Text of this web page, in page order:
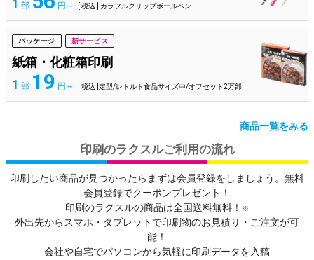
1 部 円～ [ 税込 ] カラフルグリップボールペン
パッケージ 新サービス
紙箱・化粧箱印刷
1 部 19 円～ [ 税込 ]定型/レトルト食品サイズ中/オフセット2万部
商品一覧をみる
印刷のラクスルご利用の流れ
印刷したい商品が見つかったらまずは会員登録をしましょう。無料
会員登録でクーポンプレゼント！
印刷のラクスルの商品は全国送料無料！
※
外出先からスマホ・タブレットで印刷物のお見積り・ご注文が可
能！
会社や自宅でパソコンから気軽に印刷データを入稿